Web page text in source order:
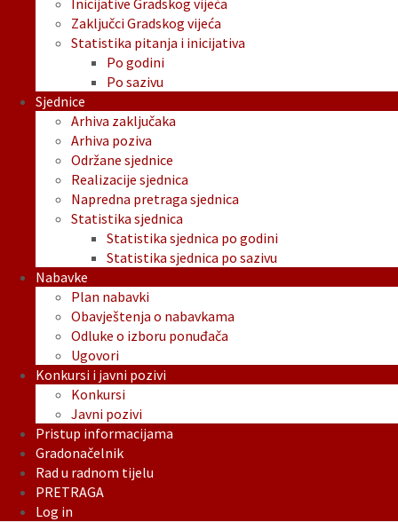
Inicijative Gradskog vijeća
Zaključci Gradskog vijeća
Statistika pitanja i inicijativa
Po godini
Po sazivu
Sjednice
Arhiva zaključaka
Arhiva poziva
Održane sjednice
Realizacije sjednica
Napredna pretraga sjednica
Statistika sjednica
Statistika sjednica po godini
Statistika sjednica po sazivu
Nabavke
Plan nabavki
Obavještenja o nabavkama
Odluke o izboru ponuđača
Ugovori
Konkursi i javni pozivi
Konkursi
Javni pozivi
Pristup informacijama
Gradonačelnik
Rad u radnom tijelu
PRETRAGA
Log in